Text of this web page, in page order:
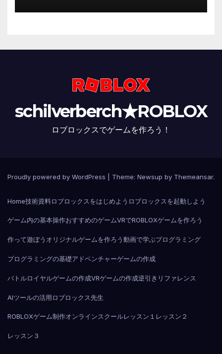
schilverberch★ROBLOX
ロブロックスでゲームを作ろう！
Proudly powered by WordPress Theme: Newsup by Themeansar.
Home技術資料ロブロックスをはじめよう ロブロックスを起動しよう
ゲーム内の基本操作おすすめのゲームVRでROBLOXゲームを作ろう
作って遊ぼう オリジナルゲームを作ろう動画で学ぶプログラミング
プログラミングの基礎アドベンチャーゲームの作成
バトルロイヤルゲームの作成VRゲームの作成逆引きリファレンス
AIツールの活用ロブロックス先生
ROBLOXゲーム制作オンラインスクールレッスン１ レッスン２
レッスン３